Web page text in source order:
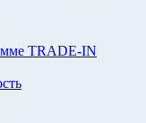
TRADE-IN